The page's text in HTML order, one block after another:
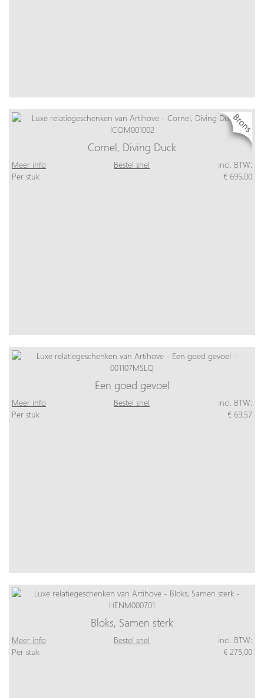
Cornel, Diving Duck
Meer info Bestel snel
incl. BTW:
Per stuk
€ 695,00
Een goed gevoel
Meer info Bestel snel
incl. BTW:
Per stuk
€ 69,57
Bloks, Samen sterk
Meer info Bestel snel
incl. BTW:
Per stuk
€ 275,00